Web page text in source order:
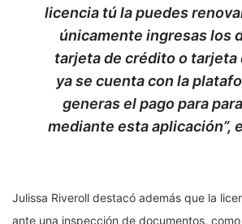
licencia tú la puedes
únicamente ingresas los
tarjeta de crédito o tarjeta
ya se cuenta con la
generas el pago para
mediante esta aplicación”,
Julissa Riveroll destacó además que la
ante una inspección de documentos,